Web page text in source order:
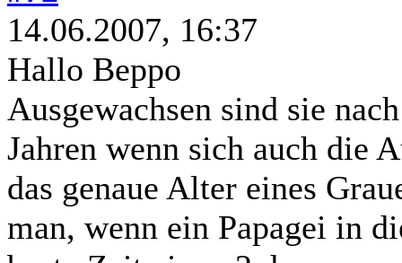
14.06.2007, 16:37
Hallo Beppo
Ausgewachsen sind sie
Jahren wenn sich auch die
das genaue Alter eines
man, wenn ein Papagei in